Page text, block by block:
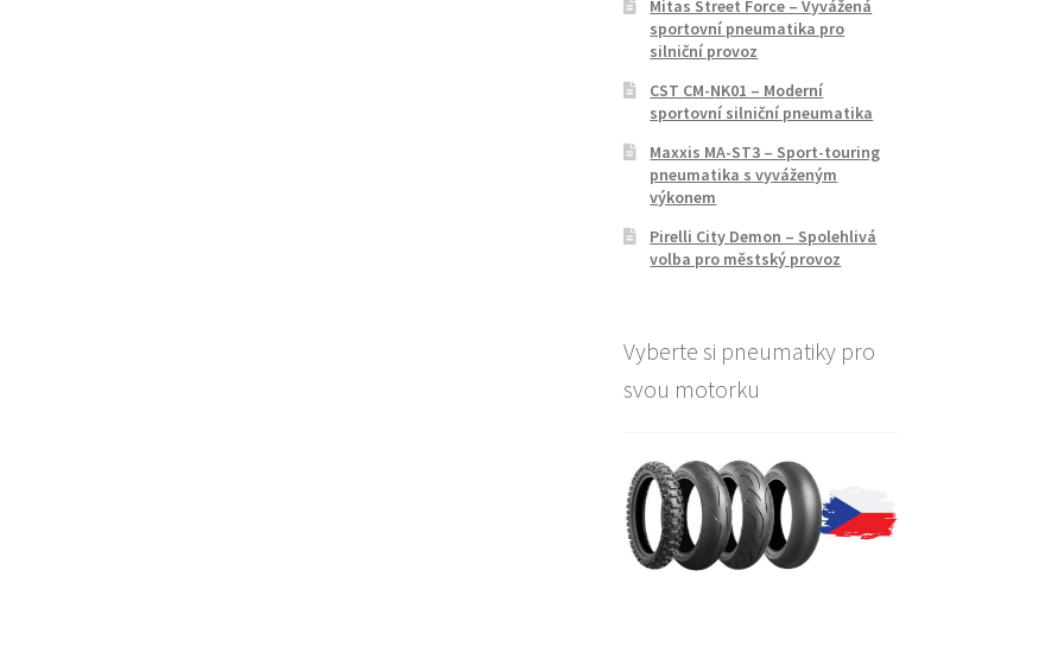
Mitas Street Force – Vyvážená
sportovní pneumatika pro
silniční provoz
CST CM-NK01 – Moderní
sportovní silniční pneumatika
Maxxis MA-ST3 – Sport-touring
pneumatika s vyváženým
výkonem
Pirelli City Demon – Spolehlivá
volba pro městský provoz
Vyberte si pneumatiky pro
svou motorku